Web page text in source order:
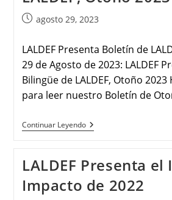
agosto 29, 2023
LALDEF Presenta Boletín de
29 de Agosto de 2023: LALDEF
Bilingüe de LALDEF, Otoño 2023
para leer nuestro Boletín de
Continuar Leyendo
LALDEF Presenta
Impacto de 2022